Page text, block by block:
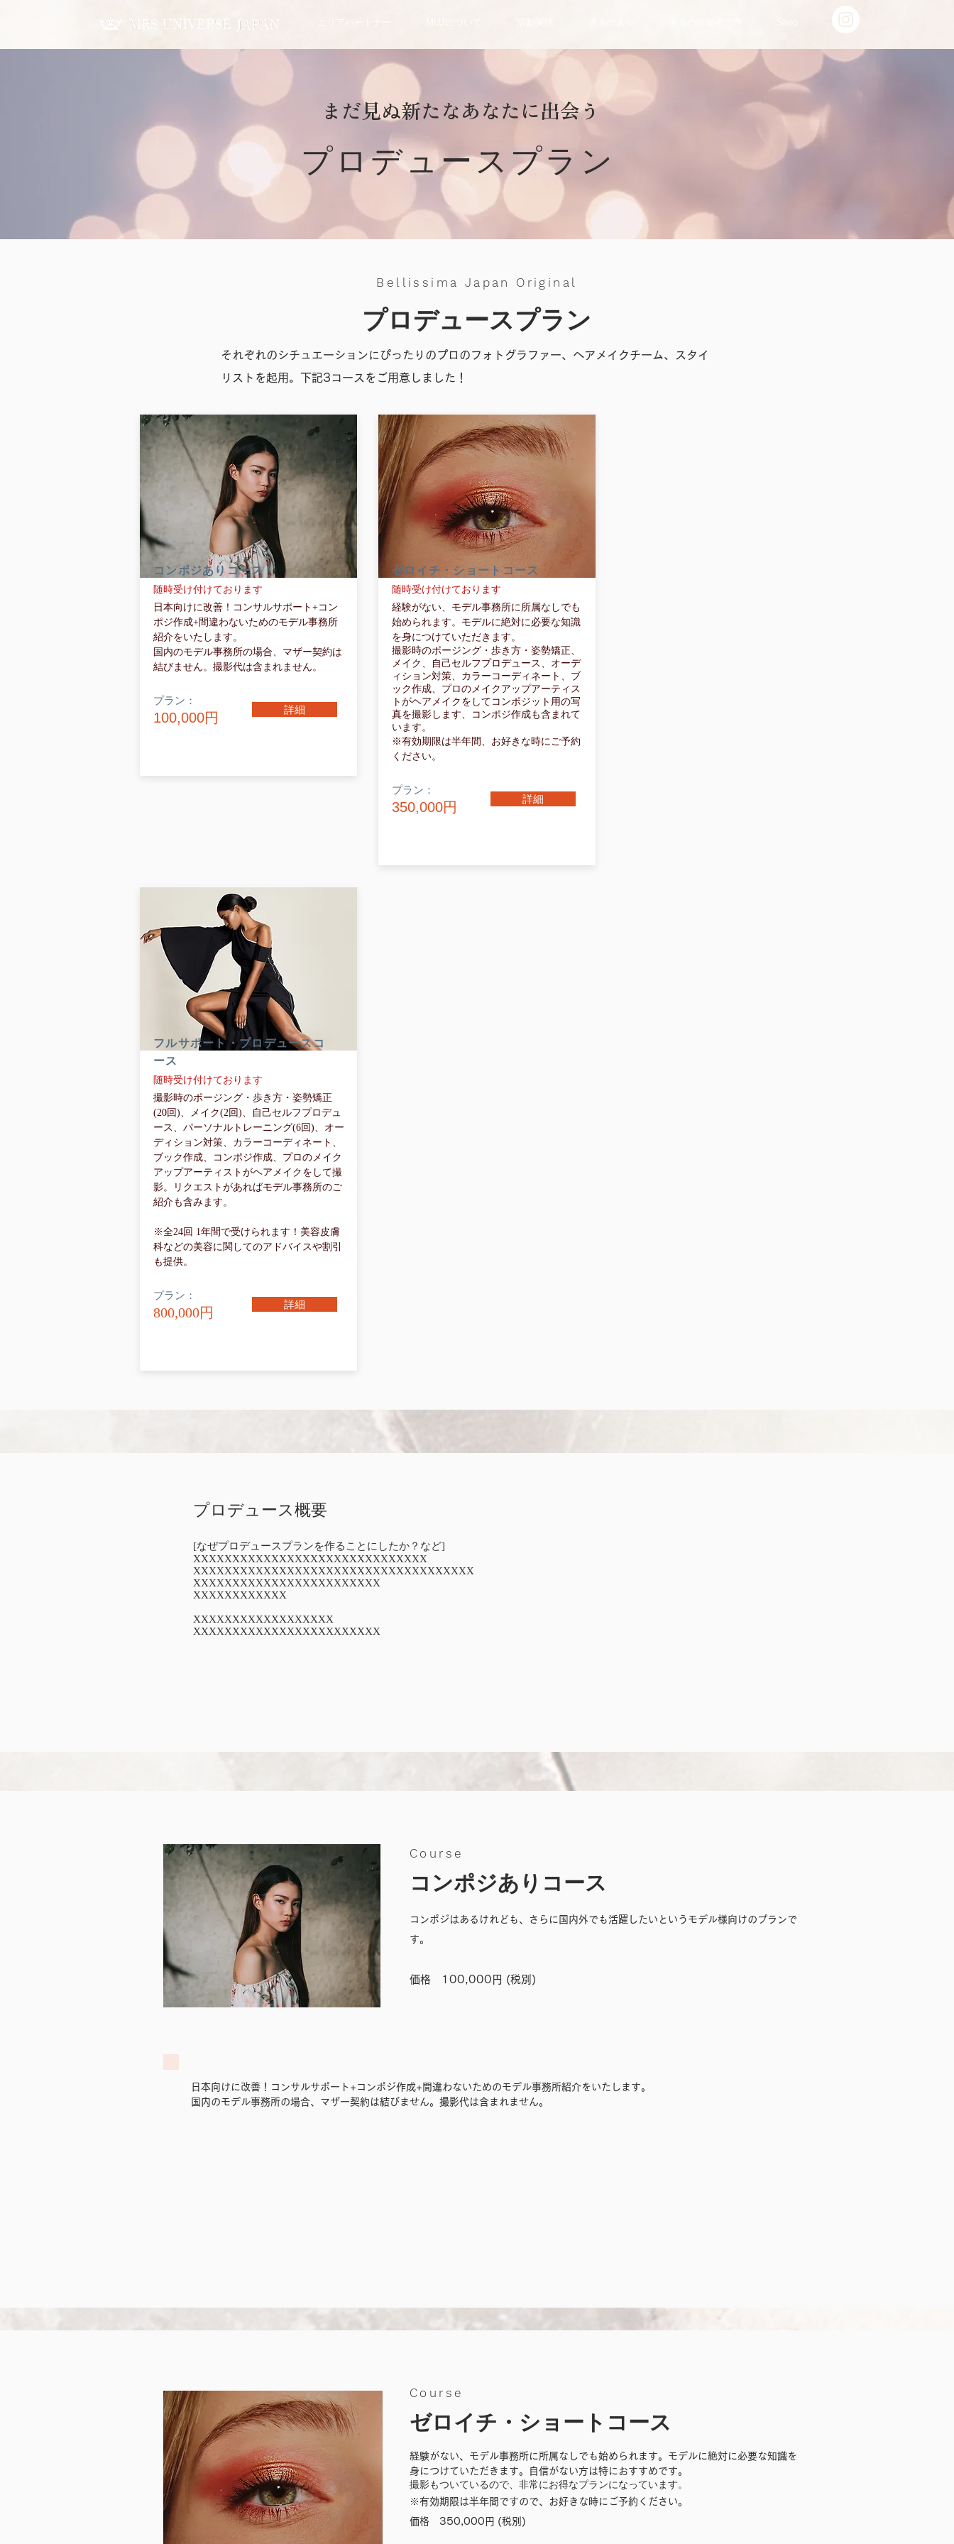
​まだ見ぬ新たなあなたに出会う
プロデュースプラン
Bellissima Japan Original
プロデュースプラン
それぞれのシチュエーションにぴったりのプロのフォトグラファー、ヘアメイクチーム、スタイ
リストを起用。下記3コースをご用意しました！
コンポジありコース
随時受け付けております
日本向けに改善！コンサルサポート+コン
ポジ作成+間違わないためのモデル事務所
紹介をいたします。
国内のモデル事務所の場合、マザー契約は
結びません。撮影代は含まれません。
プラン：
100,000円
詳細
ゼロイチ・ショートコース
随時受け付けております
経験がない、モデル事務所に所属なしでも
始められます。モデルに絶対に必要な知識
を身につけていただきます。
撮影時のポージング・歩き方・姿勢矯正、
メイク、自己セルフプロデュース、オーデ
ィション対策、カラーコーディネート、ブ
ック作成、プロのメイクアップアーティス
トがヘアメイクをしてコンポジット用の写
真を撮影します、コンポジ作成も含まれて
います。
※有効期限は半年間、お好きな時にご予約
ください。
プラン：
350,000円
詳細
フルサポート・プロデュースコ
ース
随時受け付けております
撮影時のポージング・歩き方・姿勢矯正
(20回)、メイク(2回)、自己セルフプロデュ
ース、パーソナルトレーニング(6回)、オー
ディション対策、カラーコーディネート、
ブック作成、コンポジ作成、プロのメイク
アップアーティストがヘアメイクをして撮
影。リクエストがあればモデル事務所のご
紹介も含みます。
※全24回 1年間で受けられます！美容皮膚
科などの美容に関してのアドバイスや割引
も提供。
プラン：
800,000円
詳細
プロデュース概要
[なぜプロデュースプランを作ることにしたか？など]
XXXXXXXXXXXXXXXXXXXXXXXXXXXXXX
XXXXXXXXXXXXXXXXXXXXXXXXXXXXXXXXXXXX
XXXXXXXXXXXXXXXXXXXXXXXX
XXXXXXXXXXXX
XXXXXXXXXXXXXXXXXX
XXXXXXXXXXXXXXXXXXXXXXXX
Course
コンポジありコース
コンポジはあるけれども、さらに国内外でも活躍したいというモデル様向けのプランで
す。
価格 100,000円 (税別)
日本向けに改善！コンサルサポート+コンポジ作成+間違わないためのモデル事務所紹介をいたします。
国内のモデル事務所の場合、マザー契約は結びません。撮影代は含まれません。
Course
ゼロイチ・ショートコース
経験がない、モデル事務所に所属なしでも始められます。モデルに絶対に必要な知識を
身につけていただきます。自信がない方は特におすすめです。
撮影もついているので、非常にお得なプランになっています。
※有効期限は半年間ですので、お好きな時にご予約ください。
価格 350,000円 (税別)